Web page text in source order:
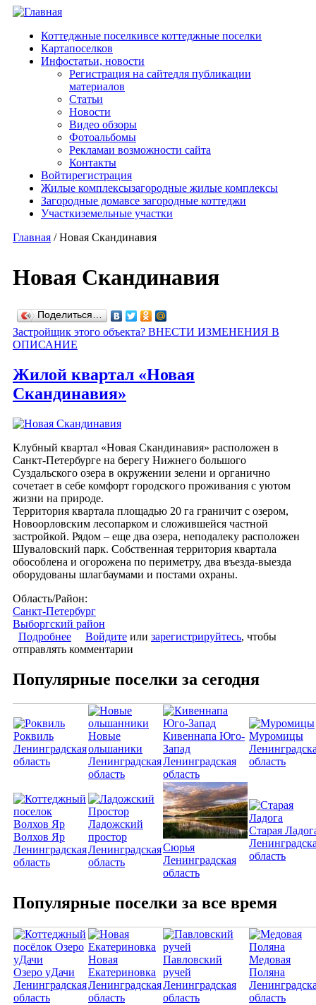
Перейти к основному содержанию
Коттеджные поселкивсе коттеджные поселки
Картапоселков
Инфостатьи, новости
Регистрация на сайтедля публикации
материалов
Статьи
Новости
Видео обзоры
Фотоальбомы
Рекламаи возможности сайта
Контакты
Войтирегистрация
Жилые комплексызагородные жилые комплексы
Загородные домавсе загородные коттеджи
Участкиземельные участки
Главная /Новая Скандинавия
Новая Скандинавия
Поделиться…
Застройщик этого объекта? ВНЕСТИ ИЗМЕНЕНИЯ В
ОПИСАНИЕ
Жилой квартал «Новая
Скандинавия»
Клубный квартал «Новая Скандинавия» расположен в
Санкт-Петербурге на берегу Нижнего большого
Суздальского озера в окружении зелени и органично
сочетает в себе комфорт городского проживания с уютом
жизни на природе.
Территория квартала площадью 20 га граничит с озером,
Новоорловским лесопарком и сложившейся частной
застройкой. Рядом – еще два озера, неподалеку расположен
Шуваловский парк. Собственная территория квартала
обособлена и огорожена по периметру, два въезда-выезда
оборудованы шлагбаумами и постами охраны.
Область/Район:
Санкт-Петербург
Выборгский район
Подробнее о Жилой квартал «Новая Скандинавия»
Войдите или зарегистрируйтесь, чтобы
отправлять комментарии
Популярные поселки за сегодня
Роквиль
Ленинградская
область
Новые
ольшаники
Ленинградская
область
Кивеннапа Юго-
Запад
Ленинградская
область
Муромицы
область
Волхов Яр
Ленинградская
область
Ладожский
простор
Ленинградская
область
Сюрья
Ленинградская
область
Старая
область
Популярные поселки за все время
Озеро уДачи
Ленинградская
область
Новая
Екатериновка
Ленинградская
область
Павловский
ручей
Ленинградская
область
Медовая
Поляна
область